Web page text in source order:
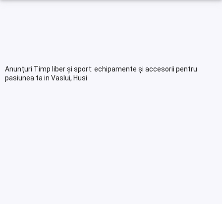
Anunțuri Timp liber și sport: echipamente și accesorii pentru
pasiunea ta in Vaslui, Husi